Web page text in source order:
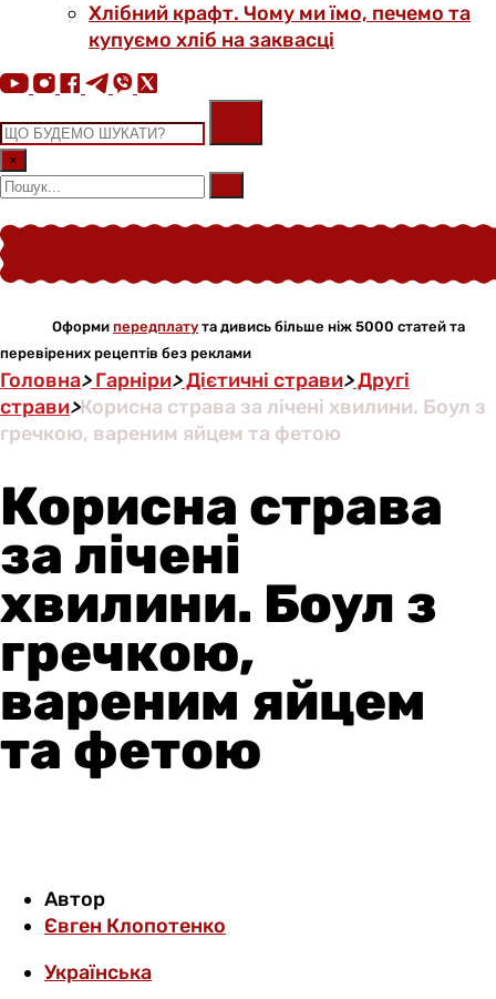
Хлібний крафт. Чому ми їмо, печемо та
купуємо хліб на заквасці
×
Оформи передплату та дивись більше ніж 5000 статей та
перевірених рецептів без реклами
Головна>Гарніри>Дієтичні страви>Другі
страви>Корисна страва за лічені хвилини. Боул з
гречкою, вареним яйцем та фетою
Корисна страва
за лічені
хвилини. Боул з
гречкою,
вареним яйцем
та фетою
Автор
Євген Клопотенко
Українська